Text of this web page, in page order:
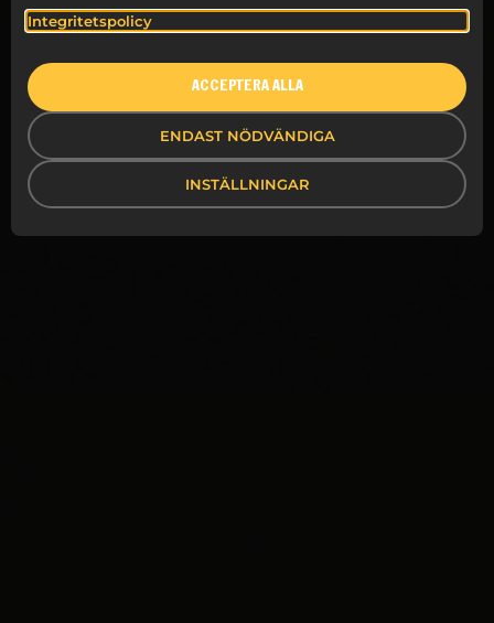
Integritetspolicy
ENDAST NÖDVÄNDIGA
INSTÄLLNINGAR
ACCEPTERA ALLA